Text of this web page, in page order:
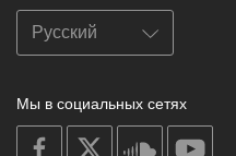
Мы в социальных сетях
on